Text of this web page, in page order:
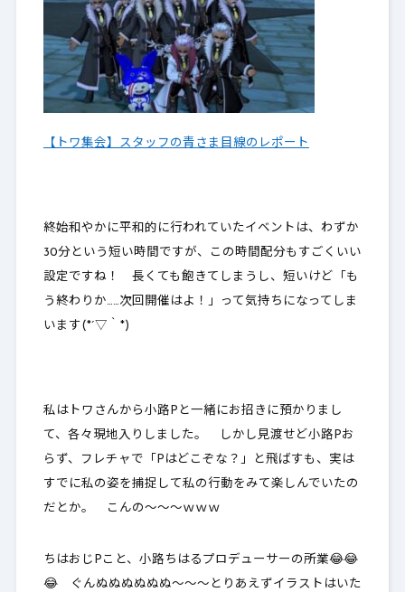
【トワ集会】スタッフの青さま目線のレポート
終始和やかに平和的に行われていたイベントは、わずか
30分という短い時間ですが、この時間配分もすごくいい
設定ですね！ 長くても飽きてしまうし、短いけど「も
う終わりか……次回開催はよ！」って気持ちになってしま
います(*´▽｀*)
私はトワさんから小路Pと一緒にお招きに預かりまし
て、各々現地入りしました。 しかし見渡せど小路Pお
らず、フレチャで「Pはどこぞな？」と飛ばすも、実は
すでに私の姿を捕捉して私の行動をみて楽しんでいたの
だとか。 こんの～～～ｗｗｗ
ちはおじPこと、小路ちはるプロデューサーの所業😂😂
😂 ぐんぬぬぬぬぬぬ～～～とりあえずイラストはいた